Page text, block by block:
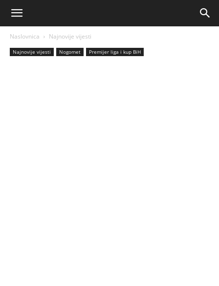
Naslovnica Najnovije vijesti
Najnovije vijesti Nogomet Premijer liga i kup BiH